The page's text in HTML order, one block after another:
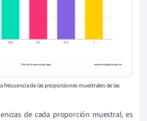
frecuencia de las proporciones muestrales de las
de cada proporción muestral, es